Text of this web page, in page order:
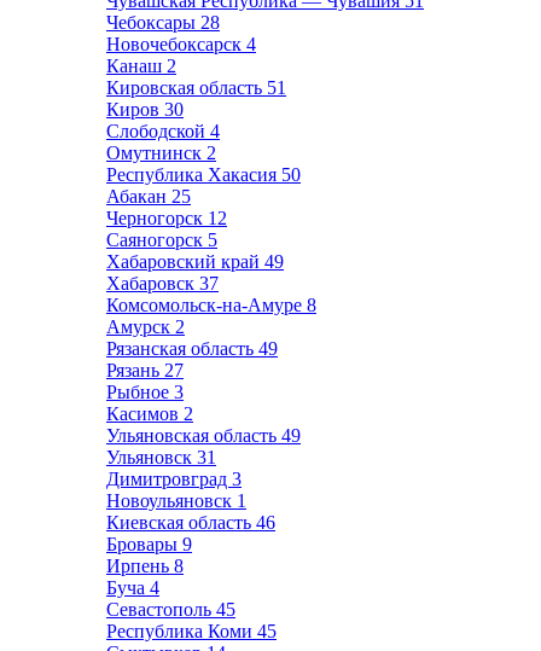
Чебоксары 28
Новочебоксарск 4
Канаш 2
Кировская область 51
Киров 30
Слободской 4
Омутнинск 2
Республика Хакасия 50
Абакан 25
Черногорск 12
Саяногорск 5
Хабаровский край 49
Хабаровск 37
Комсомольск-на-Амуре 8
Амурск 2
Рязанская область 49
Рязань 27
Рыбное 3
Касимов 2
Ульяновская область 49
Ульяновск 31
Димитровград 3
Новоульяновск 1
Киевская область 46
Бровары 9
Ирпень 8
Буча 4
Севастополь 45
Республика Коми 45